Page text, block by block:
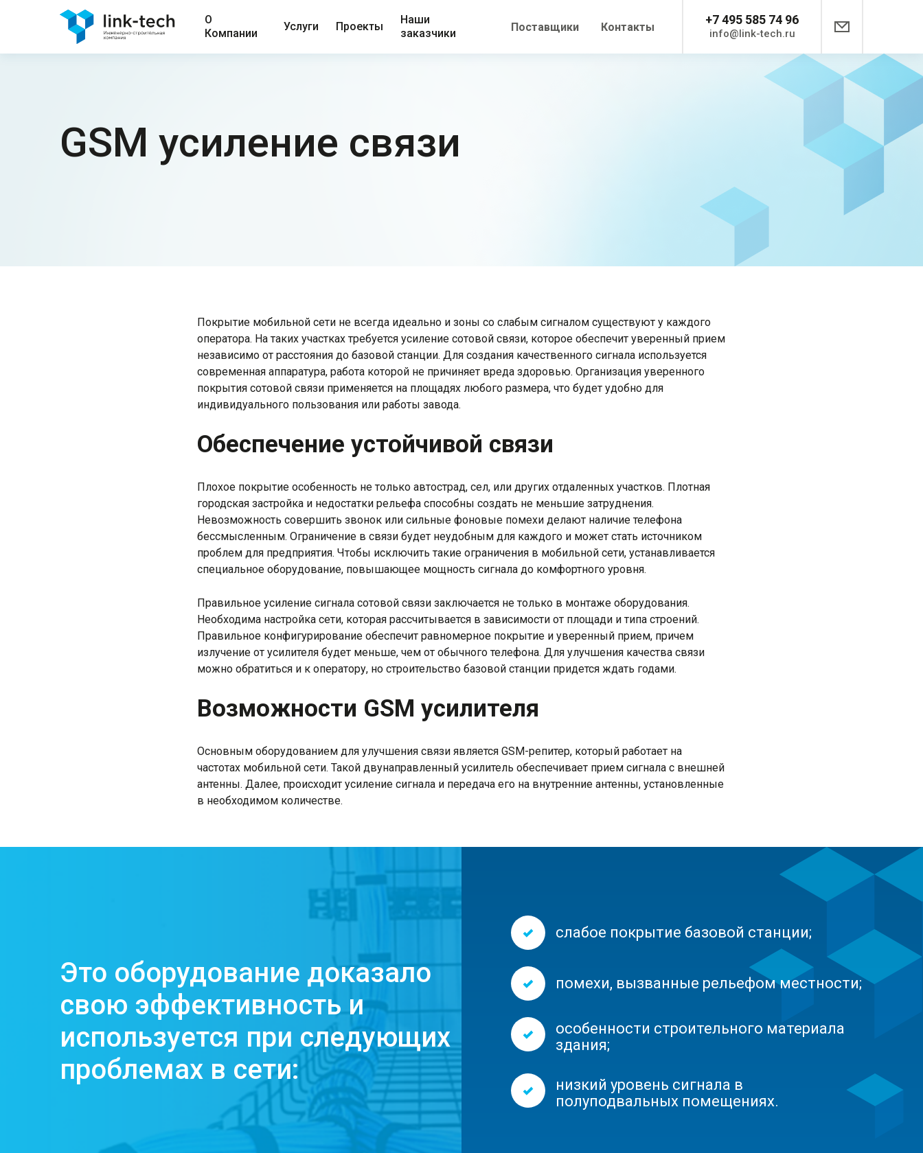
О
Компании
Услуги Проекты
Наши
заказчики
Поставщики Контакты
+7 495 585 74 96
info@link-tech.ru
GSM усиление связи
Покрытие мобильной сети не всегда идеально и зоны со слабым сигналом существуют у каждого
оператора. На таких участках требуется усиление сотовой связи, которое обеспечит уверенный прием
независимо от расстояния до базовой станции. Для создания качественного сигнала используется
современная аппаратура, работа которой не причиняет вреда здоровью. Организация уверенного
покрытия сотовой связи применяется на площадях любого размера, что будет удобно для
индивидуального пользования или работы завода.
Обеспечение устойчивой связи
Плохое покрытие особенность не только автострад, сел, или других отдаленных участков. Плотная
городская застройка и недостатки рельефа способны создать не меньшие затруднения.
Невозможность совершить звонок или сильные фоновые помехи делают наличие телефона
бессмысленным. Ограничение в связи будет неудобным для каждого и может стать источником
проблем для предприятия. Чтобы исключить такие ограничения в мобильной сети, устанавливается
специальное оборудование, повышающее мощность сигнала до комфортного уровня.
Правильное усиление сигнала сотовой связи заключается не только в монтаже оборудования.
Необходима настройка сети, которая рассчитывается в зависимости от площади и типа строений.
Правильное конфигурирование обеспечит равномерное покрытие и уверенный прием, причем
излучение от усилителя будет меньше, чем от обычного телефона. Для улучшения качества связи
можно обратиться и к оператору, но строительство базовой станции придется ждать годами.
Возможности GSM усилителя
Основным оборудованием для улучшения связи является GSM-репитер, который работает на
частотах мобильной сети. Такой двунаправленный усилитель обеспечивает прием сигнала с внешней
антенны. Далее, происходит усиление сигнала и передача его на внутренние антенны, установленные
в необходимом количестве.
Это оборудование доказало
свою эффективность и
используется при следующих
проблемах в сети:
слабое покрытие базовой станции;
помехи, вызванные рельефом местности;
особенности строительного материала
здания;
низкий уровень сигнала в
полуподвальных помещениях.